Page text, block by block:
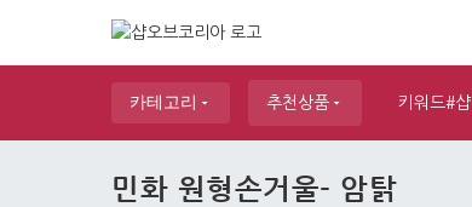
카테고리 추천상품 키워드#샵
민화 원형손거울- 암탉